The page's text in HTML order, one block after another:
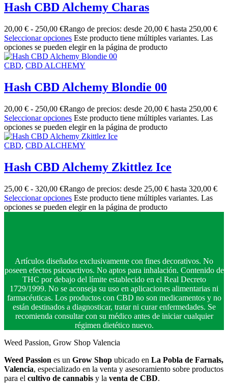
Hash CBD Alchemy Charas
20,00 € - 250,00 €Rango de precios: desde 20,00 € hasta 250,00 €
Seleccionar opciones Este producto tiene múltiples variantes. Las
opciones se pueden elegir en la página de producto
CBD, CBD ALCHEMY
Hash CBD Alchemy Blondie 00
20,00 € - 250,00 €Rango de precios: desde 20,00 € hasta 250,00 €
Seleccionar opciones Este producto tiene múltiples variantes. Las
opciones se pueden elegir en la página de producto
CBD, CBD ALCHEMY
Hash CBD Alchemy Zkittlez Ice
25,00 € - 320,00 €Rango de precios: desde 25,00 € hasta 320,00 €
Seleccionar opciones Este producto tiene múltiples variantes. Las
opciones se pueden elegir en la página de producto
Artículos diseñados exclusivamente con fines decorativos. No
poseen efectos psicoactivos. No aptos para inhalación. Contenido de
THC por debajo del límite establecido en el Real Decreto
1729/1999. No se aconseja su uso en aplicaciones alimentarias ni
farmacéuticas. Los productos con CBD no son medicamentos y no
están destinados a diagnosticar, tratar ni curar enfermedades. Se
recomienda consultar con su médico antes de iniciar cualquier
régimen dietético nuevo.
Weed Passion, Grow Shop Valencia
Weed Passion es un Grow Shop ubicado en La Pobla de Farnals,
Valencia, especializado en la venta y asesoramiento sobre productos
para el cultivo de cannabis y la venta de CBD.